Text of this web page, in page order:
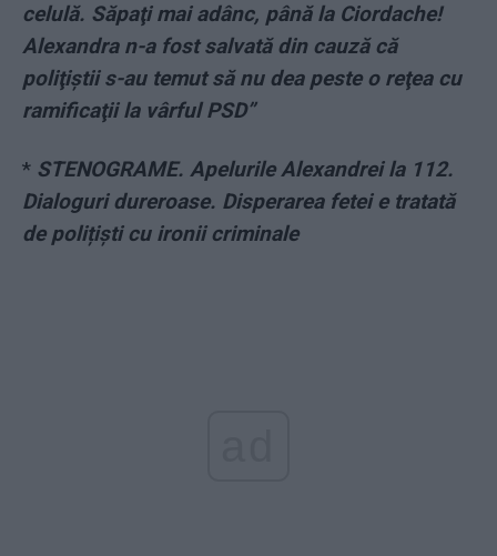
celulă. Săpaţi mai adânc, până la Ciordache!
Alexandra n-a fost salvată din cauză că
poliţiştii s-au temut să nu dea peste o reţea cu
ramificaţii la vârful PSD”
* STENOGRAME. Apelurile Alexandrei la 112.
Dialoguri dureroase. Disperarea fetei e tratată
de polițiști cu ironii criminale